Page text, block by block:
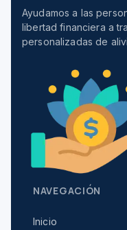
Ayudamos a las
libertad financiera a
personalizadas de
NAVEGACIÓN
Inicio